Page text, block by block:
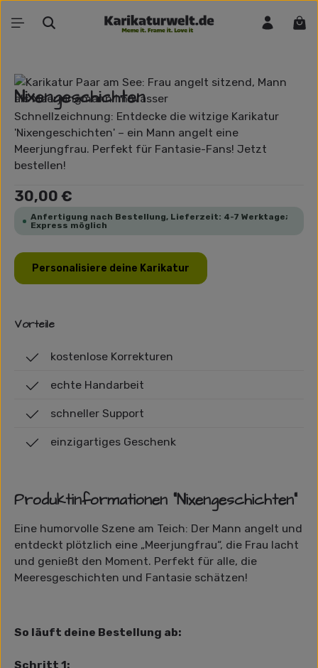
Zum Hauptinhalt springen
Bildergalerie überspringen
Nixengeschichten
Schnellzeichnung: Entdecke die witzige Karikatur
'Nixengeschichten' – ein Mann angelt eine
Meerjungfrau. Perfekt für Fantasie-Fans! Jetzt
bestellen!
Regulärer Preis:
30,00 €
Anfertigung nach Bestellung, Lieferzeit: 4-7 Werktage;
Express möglich
Personalisiere deine Karikatur
Vorteile
kostenlose Korrekturen
echte Handarbeit
schneller Support
einzigartiges Geschenk
Produktinformationen "Nixengeschichten"
Eine humorvolle Szene am Teich: Der Mann angelt und
entdeckt plötzlich eine „Meerjungfrau“, die Frau lacht
und genießt den Moment. Perfekt für alle, die
Meeresgeschichten und Fantasie schätzen!
So läuft deine Bestellung ab:
Schritt 1: